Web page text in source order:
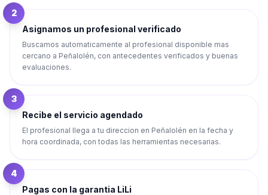
2
Asignamos un profesional verificado
Buscamos automaticamente al profesional disponible mas
cercano a Peñalolén, con antecedentes verificados y buenas
evaluaciones.
3
Recibe el servicio agendado
El profesional llega a tu direccion en Peñalolén en la fecha y
hora coordinada, con todas las herramientas necesarias.
4
Pagas con la garantia LiLi